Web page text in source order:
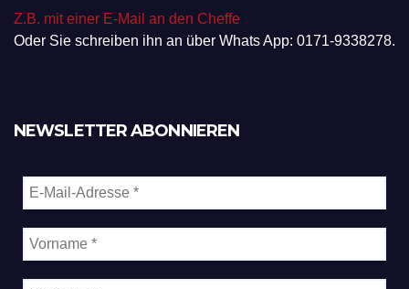
Z.B. mit einer E-Mail an den Cheffe
Oder Sie schreiben ihn an über Whats App: 0171-9338278.
NEWSLETTER ABONNIEREN